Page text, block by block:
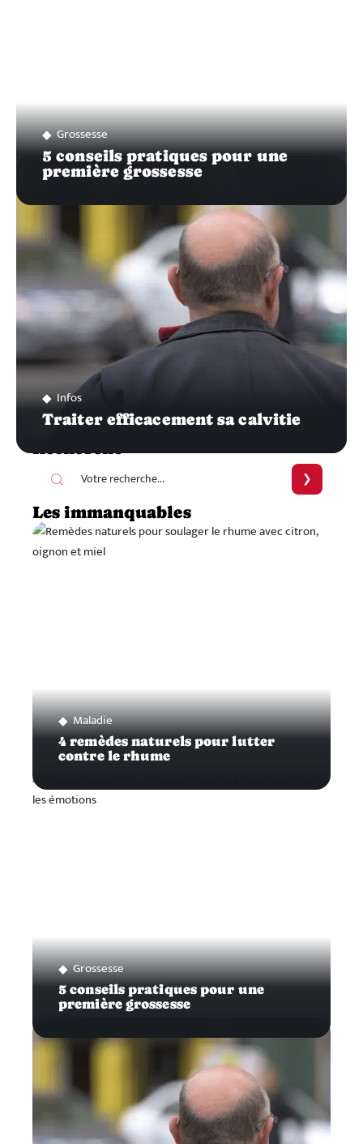
Grossesse
5 conseils pratiques pour une
première grossesse
Infos
Traiter efficacement sa calvitie
Recherche
Les immanquables
Maladie
4 remèdes naturels pour lutter
contre le rhume
Grossesse
5 conseils pratiques pour une
première grossesse